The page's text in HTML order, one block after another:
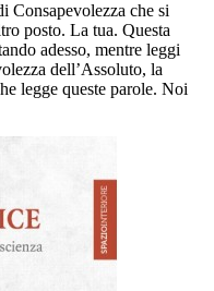
Consapevolezza che si
posto. La tua. Questa
adesso, mentre leggi
dell’Assoluto, la
legge queste parole. Noi